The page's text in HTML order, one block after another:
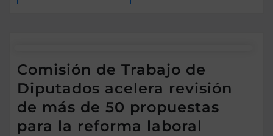
Comisión de Trabajo de
Diputados acelera revisión
de más de 50 propuestas
para la reforma laboral